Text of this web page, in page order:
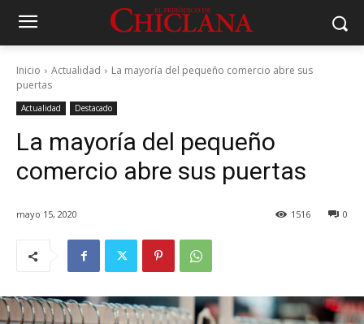
Inicio Actualidad
La mayoría del pequeño comercio abre sus
puertas
Actualidad Destacado
La mayoría del pequeño
comercio abre sus puertas
mayo 15, 2020 0
1516